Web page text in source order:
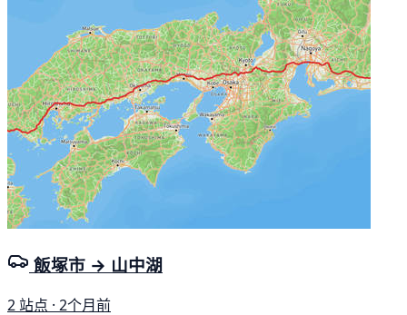
飯塚市 → 山中湖
2 站点 · 2个月前